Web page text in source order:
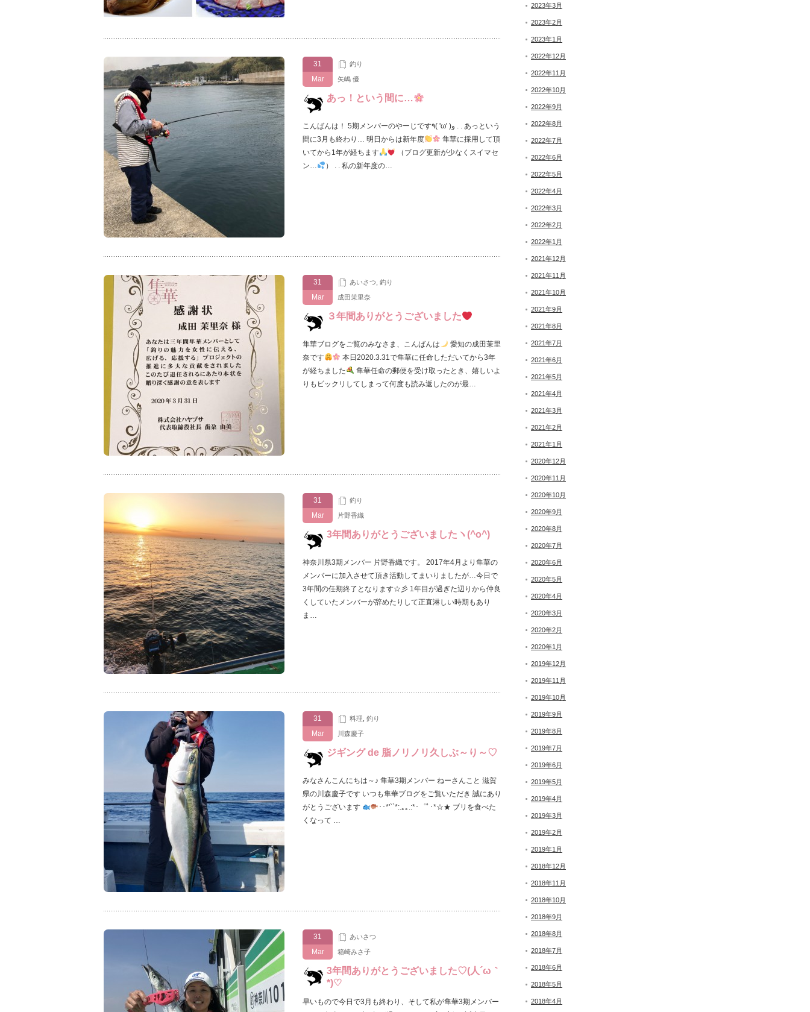
31
Mar
釣り
矢嶋 優
あっ！という間に…
こんばんは！ 5期メンバーのやーじです٩( 'ω' )و . . あっという
間に3月も終わり… 明日からは新年度
隼華に採用して頂
いてから1年が経ちます
（ブログ更新が少なくスイマセ
ン…
） . . 私の新年度の…
31
Mar
あいさつ 釣り
成田茉里奈
３年間ありがとうございました
隼華ブログをご覧のみなさま、こんばんは
愛知の成田茉里
奈です
本日2020.3.31で隼華に任命しただいてから3年
が経ちました
隼華任命の郵便を受け取ったとき、嬉しいよ
りもビックリしてしまって何度も読み返したのが最…
31
Mar
釣り
片野香織
3年間ありがとうございましたヽ(^o^)
神奈川県3期メンバー 片野香織です。 2017年4月より隼華の
メンバーに加入させて頂き活動してまいりましたが…今日で
3年間の任期終了となります☆彡 1年目が過ぎた辺りから仲良
くしていたメンバーが辞めたりして正直淋しい時期もあり
ま…
31
Mar
料理 釣り
川森慶子
ジギング de 脂ノリノリ久しぶ～り～♡
みなさんこんにちは～♪ 隼華3期メンバー ねーさんこと 滋賀
県の川森慶子です いつも隼華ブログをご覧いただき 誠にあり
がとうございます
･･*'``*:.｡｡.:*･゜ﾟ･*☆★ ブリを食べた
くなって …
31
Mar
あいさつ
箱崎みさ子
3年間ありがとうございました♡(人´ω｀
*)♡
早いもので今日で3月も終わり、そして私が隼華3期メンバー
2023年3月
2023年2月
2023年1月
2022年12月
2022年11月
2022年10月
2022年9月
2022年8月
2022年7月
2022年6月
2022年5月
2022年4月
2022年3月
2022年2月
2022年1月
2021年12月
2021年11月
2021年10月
2021年9月
2021年8月
2021年7月
2021年6月
2021年5月
2021年4月
2021年3月
2021年2月
2021年1月
2020年12月
2020年11月
2020年10月
2020年9月
2020年8月
2020年7月
2020年6月
2020年5月
2020年4月
2020年3月
2020年2月
2020年1月
2019年12月
2019年11月
2019年10月
2019年9月
2019年8月
2019年7月
2019年6月
2019年5月
2019年4月
2019年3月
2019年2月
2019年1月
2018年12月
2018年11月
2018年10月
2018年9月
2018年8月
2018年7月
2018年6月
2018年5月
2018年4月